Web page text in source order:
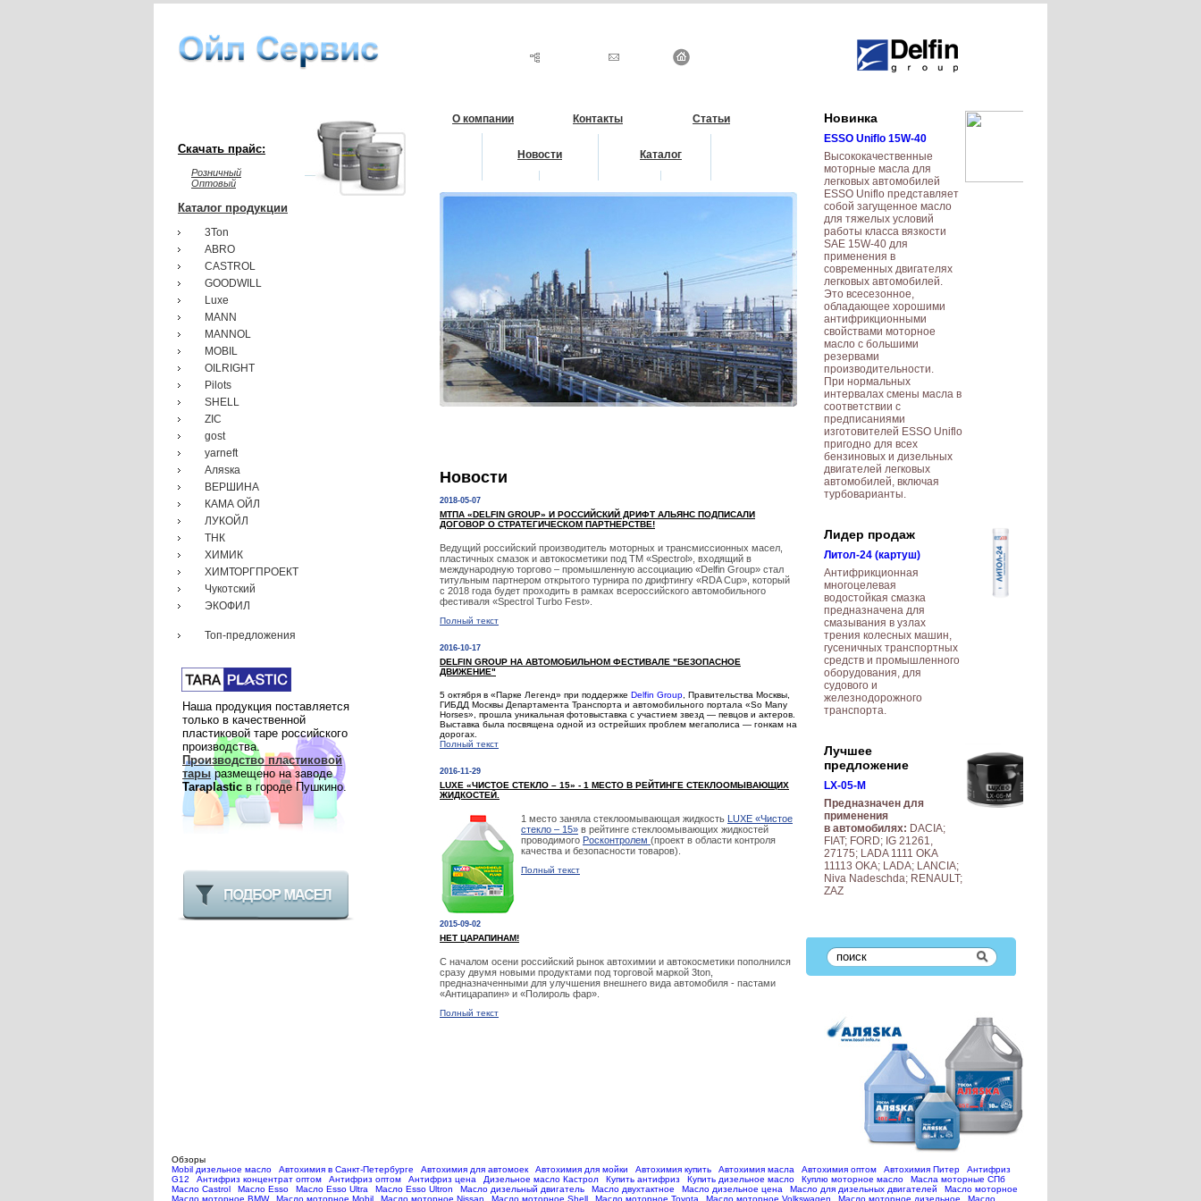
Скачать прайс:
Розничный
Оптовый
Каталог продукции
3Ton
ABRO
CASTROL
GOODWILL
Luxe
MANN
MANNOL
MOBIL
OILRIGHT
Pilots
SHELL
ZIC
gost
yarneft
Аляsка
ВЕРШИНА
КАМА ОЙЛ
ЛУКОЙЛ
ТНК
ХИМИК
ХИМТОРГПРОЕКТ
Чукотский
ЭКОФИЛ
Топ-предложения
Наша продукция поставляется
только в качественной
пластиковой таре российского
производства.
Производство пластиковой
тарыразмещено на заводе
Taraplastic в городе Пушкино.
Новинка
ESSO Uniflo 15W-40
Высококачественные
моторные масла для
легковых автомобилей
ESSO Uniflo представляет
собой загущенное масло
для тяжелых условий
работы класса вязкости
SAE 15W-40 для
применения в
современных двигателях
легковых автомобилей.
Это всесезонное,
обладающее хорошими
антифрикционными
свойствами моторное
масло с большими
резервами
производительности.
При нормальных
интервалах смены масла в
соответствии с
предписаниями
изготовителей ESSO Uniflo
пригодно для всех
бензиновых и дизельных
двигателей легковых
автомобилей, включая
турбоварианты.
Лидер продаж
Литол-24 (картуш)
Антифрикционная
многоцелевая
водостойкая смазка
предназначена для
смазывания в узлах
трения колесных машин,
гусеничных транспортных
средств и промышленного
оборудования, для
судового и
железнодорожного
транспорта.
Лучшее
предложение
LX-05-M
Предназначен для
применения
в автомобилях: DACIA;
FIAT; FORD; IG 21261,
27175; LADA 1111 OKA
11113 OKA; LADA; LANCIA;
Niva Nadeschda; RENAULT;
ZAZ
О компании
Новости
Контакты
Каталог
Статьи
Новости
2018-05-07
МТПА «DELFIN GROUP» И РОССИЙСКИЙ ДРИФТ АЛЬЯНС ПОДПИСАЛИ
ДОГОВОР О СТРАТЕГИЧЕСКОМ ПАРТНЕРСТВЕ!
Ведущий российский производитель моторных и трансмиссионных масел,
пластичных смазок и автокосметики под ТМ «Spectrol», входящий в
международную торгово – промышленную ассоциацию «Delfin Group» стал
титульным партнером открытого турнира по дрифтингу «RDA Cup», который
с 2018 года будет проходить в рамках всероссийского автомобильного
фестиваля «Spectrol Turbo Fest».
Полный текст
2016-10-17
DELFIN GROUP НА АВТОМОБИЛЬНОМ ФЕСТИВАЛЕ "БЕЗОПАСНОЕ
ДВИЖЕНИЕ"
5 октября в «Парке Легенд» при поддержке Delfin Group , Правительства Москвы,
ГИБДД Москвы Департамента Транспорта и автомобильного портала «So Many
Horses», прошла уникальная фотовыставка с участием звезд — певцов и актеров.
Выставка была посвящена одной из острейших проблем мегаполиса — гонкам на
дорогах.
Полный текст
2016-11-29
LUXE «ЧИСТОЕ СТЕКЛО – 15» - 1 МЕСТО В РЕЙТИНГЕ СТЕКЛООМЫВАЮЩИХ
ЖИДКОСТЕЙ.
1 место заняла стеклоомывающая жидкость LUXE «Чистое
стекло – 15» в рейтинге стеклоомывающих жидкостей
проводимого Росконтролем (проект в области контроля
качества и безопасности товаров).
Полный текст
2015-09-02
НЕТ ЦАРАПИНАМ!
С началом осени российский рынок автохимии и автокосметики пополнился
сразу двумя новыми продуктами под торговой маркой 3ton,
предназначенными для улучшения внешнего вида автомобиля - пастами
«Антицарапин» и «Полироль фар».
Полный текст
Обзоры
Mobil дизельное масло
Автохимия в Санкт-Петербурге Автохимия для автомоек Автохимия для мойки Автохимия купить Автохимия масла Автохимия оптом Автохимия Питер
Антифриз
G12
Антифриз концентрат оптом Антифриз оптом Антифриз цена Дизельное масло Кастрол Купить антифриз Купить дизельное масло Куплю моторное масло
Масла моторные СПб
Масло Castrol
Масло Esso Масло Esso Ultra Масло Esso Ultron Масло дизельный двигатель Масло двухтактное Масло дизельное цена Масло для дизельных двигателей
Масло моторное
Масло моторное BMW
Масло моторное Mobil Масло моторное Nissan Масло моторное Shell Масло моторное Toyota Масло моторное Volkswagen Масло моторное дизельное Масло